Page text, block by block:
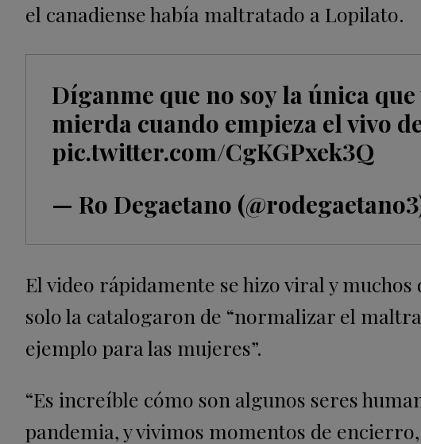
el canadiense había maltratado a Lopilato.
Díganme que no soy la única
mierda cuando empieza el vivo
pic.twitter.com/CgKGPxek3Q
— Ro Degaetano
El video rápidamente se hizo viral y
solo la catalogaron de “normalizar el
ejemplo para las mujeres”.
“Es increíble cómo son algunos seres
pandemia, y vivimos momentos de